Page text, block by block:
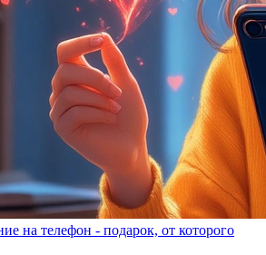
на телефон - подарок, от которого